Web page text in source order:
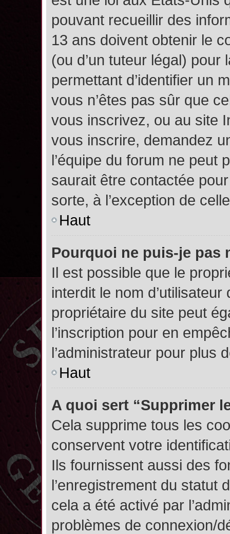
pouvant recueillir des
13 ans doivent obtenir le
(ou d’un tuteur légal)
permettant d’identifier un
vous n’êtes pas sûr que
vous inscrivez, ou au site
vous inscrire, demandez
l’équipe du forum ne peut
saurait être contactée
sorte, à l’exception de
Haut
Pourquoi ne puis-je pas
Il est possible que le
interdit le nom
propriétaire du site peut
l’inscription pour en
l’administrateur pour plus
Haut
A quoi sert “Supprimer
Cela supprime tous les
conservent votre
Ils fournissent aussi des
l’enregistrement du statut
cela a été activé par
problèmes de connexion/